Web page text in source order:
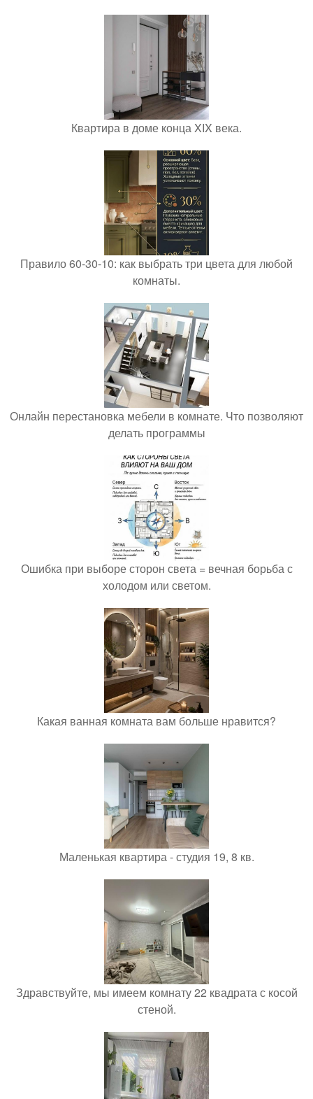
Квартира в доме конца XIX века.
Правило 60-30-10: как выбрать три цвета для любой
комнаты.
Онлайн перестановка мебели в комнате. Что позволяют
делать программы
Ошибка при выборе сторон света = вечная борьба с
холодом или светом.
Какая ванная комната вам больше нравится?
Маленькая квартира - студия 19, 8 кв.
Здравствуйте, мы имеем комнату 22 квадрата с косой
стеной.